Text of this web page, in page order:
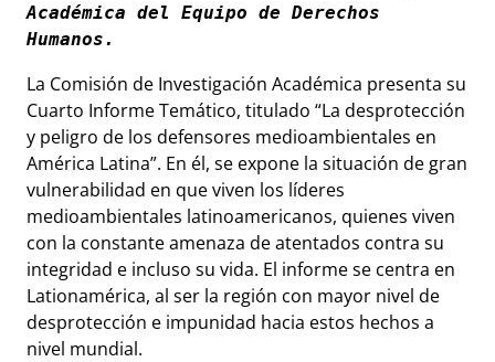
Académica del Equipo de Derechos
La Comisión de Investigación Académica presenta su
Cuarto Informe Temático, titulado “La desprotección
y peligro de los defensores medioambientales en
América Latina”. En él, se expone la situación de gran
vulnerabilidad en que viven los líderes
medioambientales latinoamericanos, quienes viven
con la constante amenaza de atentados contra su
integridad e incluso su vida. El informe se centra en
Lationamérica, al ser la región con mayor nivel de
desprotección e impunidad hacia estos hechos a
nivel mundial.